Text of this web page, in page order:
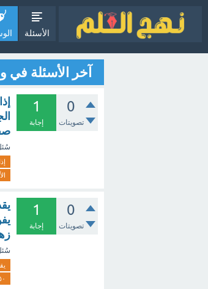
الأسئلة
آخر الأسئلة
0
تصويتات
1
إجابة
إذا
0
تصويتات
1
إجابة